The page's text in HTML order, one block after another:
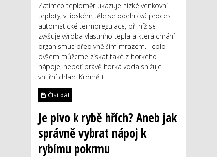
Zatímco teploměr ukazuje nízké venkovní
teploty, v lidském těle se odehrává proces
automatické termoregulace, při níž se
zvyšuje výroba vlastního tepla a která chrání
organismus před vnějším mrazem. Teplo
ovšem můžeme získat také z horkého
nápoje, neboť právě horká voda snižuje
vnitřní chlad. Kromě t...
Číst dál
Je pivo k rybě hřích? Aneb jak
správně vybrat nápoj k
rybímu pokrmu